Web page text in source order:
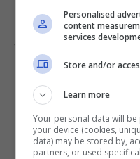
principali per
adesso sì che
Le verdure che
poco tempo
Iniziamo il nostro
Personalised
content
services
Store and/or
Learn more
Your personal data will
your device (cookies,
data) may be stored by,
partners, or used